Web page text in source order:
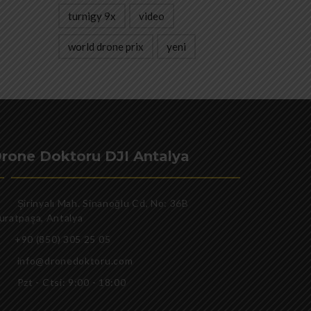
turnigy 9x video
world drone prix yeni
Doktoru DJI Antalya
Şirinyalı Mah. Sinanoğlu Cd, No: 36B
Antalya
+90 (850) 305 25 05
info@dronedoktoru.com
Pzt - Ctsi: 9:00 - 18:00